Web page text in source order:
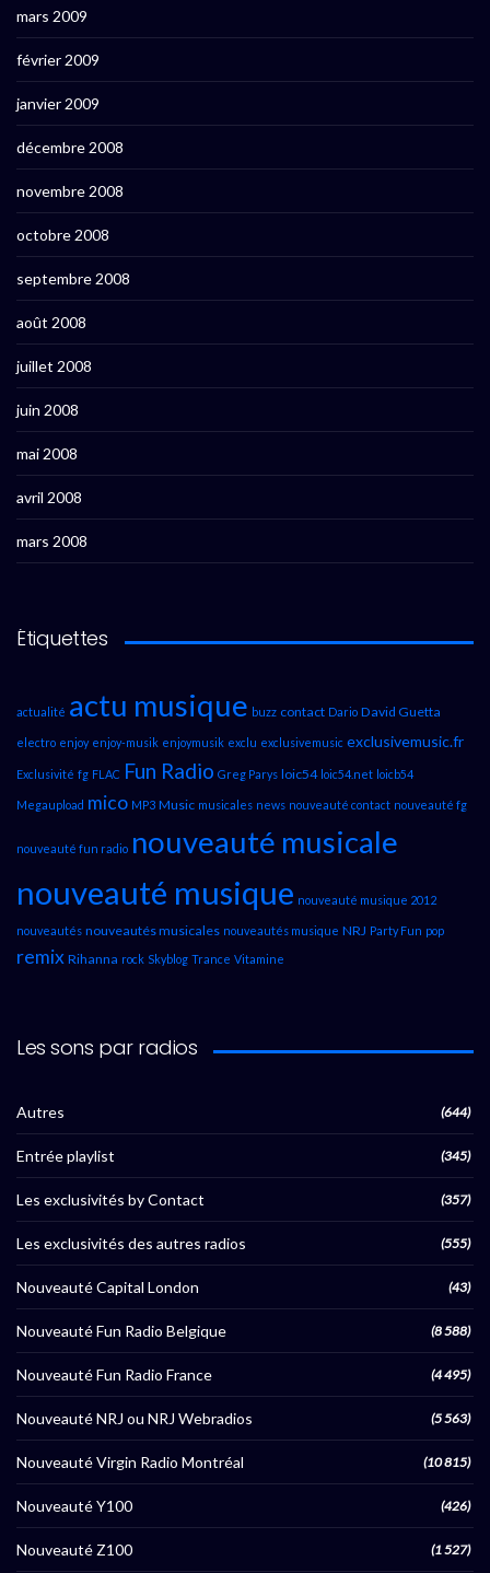
mars 2009
février 2009
janvier 2009
décembre 2008
novembre 2008
octobre 2008
septembre 2008
août 2008
juillet 2008
juin 2008
mai 2008
avril 2008
mars 2008
Étiquettes
actualité actu musique buzz contact Dario David Guetta
electro enjoy enjoy-musik enjoymusik exclu exclusivemusic exclusivemusic.fr
Exclusivité fg FLAC Fun Radio Greg Parys loic54 loic54.net loicb54
Megaupload mico MP3 Music musicales news nouveauté contact nouveauté fg
nouveauté fun radio nouveauté musicale
nouveauté musique nouveauté musique 2012
nouveautés nouveautés musicales nouveautés musique NRJ Party Fun pop
remix Rihanna rock Skyblog Trance Vitamine
Les sons par radios
Autres (644)
Entrée playlist (345)
Les exclusivités by Contact (357)
Les exclusivités des autres radios (555)
Nouveauté Capital London (43)
Nouveauté Fun Radio Belgique (8 588)
Nouveauté Fun Radio France (4 495)
Nouveauté NRJ ou NRJ Webradios (5 563)
Nouveauté Virgin Radio Montréal (10 815)
Nouveauté Y100 (426)
Nouveauté Z100 (1 527)